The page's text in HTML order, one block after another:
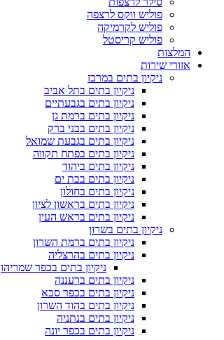
פוליש ווקס לרצפה
פוליש לקרמיקה
פוליש קריסטל
המלצות
אזורי שירות
ניקיון בתים במרכז
ניקיון בתים בתל אביב
ניקיון בתים בגבעתיים
ניקיון בתים ברמת גן
ניקיון בתים בבני ברק
ניקיון בתים בגבעת שמואל
ניקיון בתים בפתח תקווה
ניקיון בתים ביהוד
ניקיון בתים בבת ים
ניקיון בתים בחולון
ניקיון בתים בראשון לציון
ניקיון בתים בראש העין
ניקיון בתים בשרון
ניקיון בתים ברמת השרון
ניקיון בתים בהרצליה
ניקיון בתים בכפר שמריהו
ניקיון בתים ברעננה
ניקיון בתים בכפר סבא
ניקיון בתים בהוד השרון
ניקיון בתים בנתניה
ניקיון בתים בכפר יונה